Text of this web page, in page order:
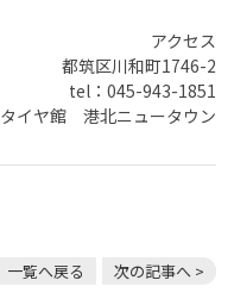
アクセス
都筑区川和町1746-2
tel：045-943-1851
タイヤ館 港北ニュータウン
一覧へ戻る 次の記事へ >